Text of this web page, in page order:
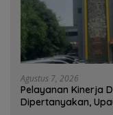
Agustus 7, 2026
Pelayanan Kinerja
Dipertanyakan,